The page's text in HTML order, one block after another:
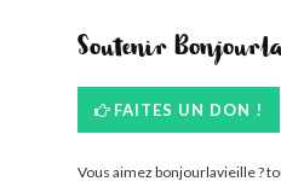
Soutenir
FAITES UN DON !
Vous aimez bonjourlavieille ?